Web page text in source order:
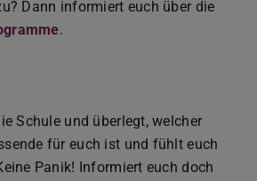
Dann informiert euch über die
.
Schule und überlegt, welcher
für euch ist und fühlt euch
Panik! Informiert euch doch